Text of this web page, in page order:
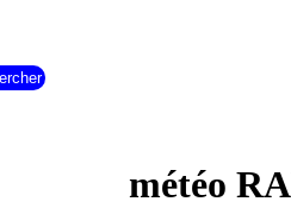
météo